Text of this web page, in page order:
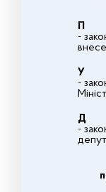
П
-
У
-
Д
-